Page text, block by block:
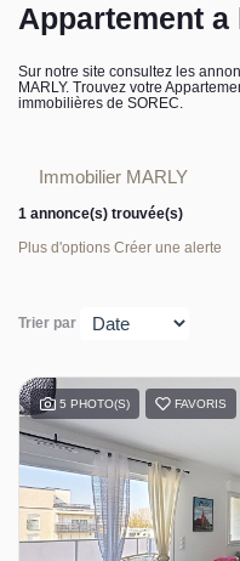
Recrutement
Appartement a
Sur notre site consultez les
MARLY. Trouvez votre
immobilières de SOREC.
Immobilier MARLY
1 annonce(s) trouvée(s)
Plus d'options Créer une alerte
Trier par
5 PHOTO(S) FAVORIS